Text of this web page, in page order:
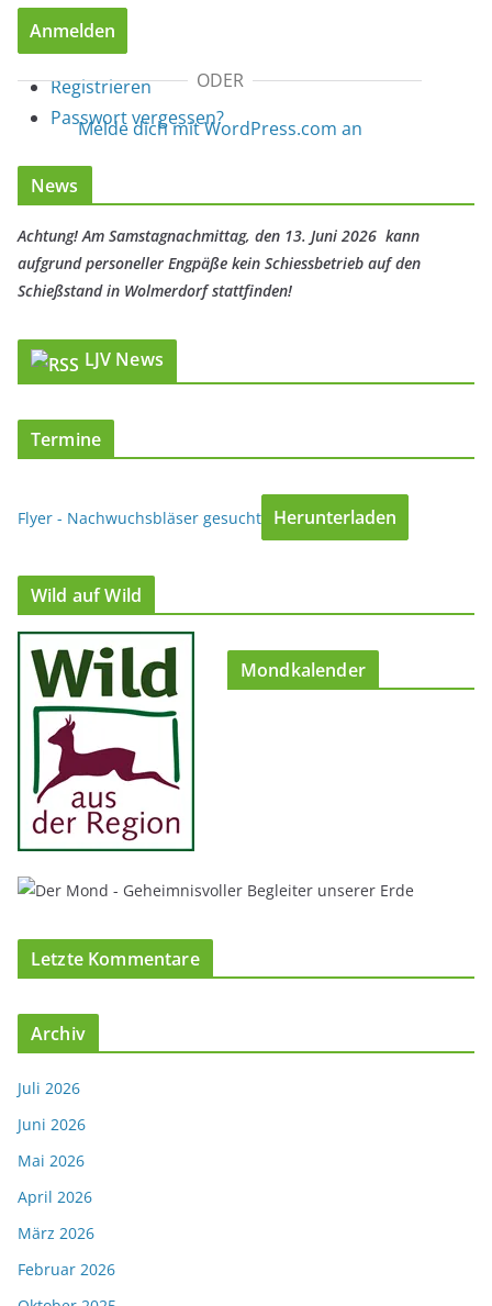
ODER
Melde dich mit WordPress.com an
Anmelden
Registrieren
Passwort vergessen?
News
Achtung! Am Samstagnachmittag, den 13. Juni 2026 kann
aufgrund personeller Engpäße kein Schiessbetrieb auf den
Schießstand in Wolmerdorf stattfinden!
LJV News
Termine
Flyer - Nachwuchsbläser gesucht Herunterladen
Wild auf Wild
Mondkalender
Letzte Kommentare
Archiv
Juli 2026
Juni 2026
Mai 2026
April 2026
März 2026
Februar 2026